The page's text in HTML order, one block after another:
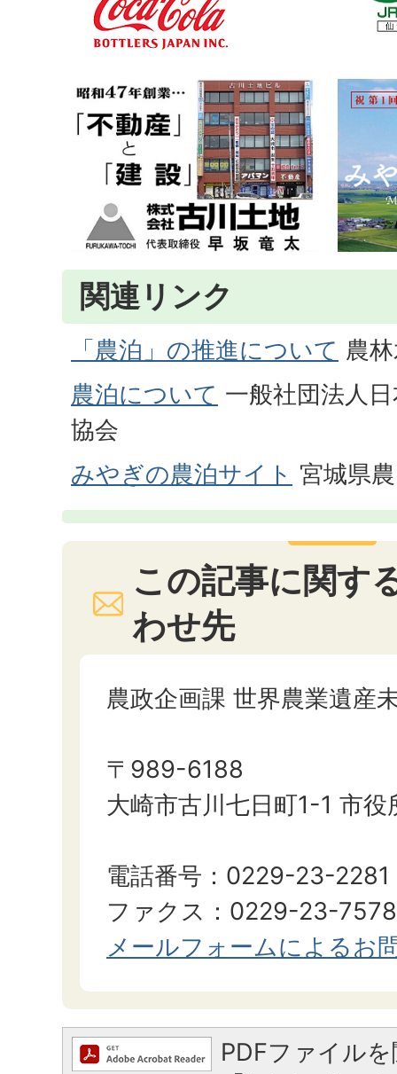
関連リンク
「農泊」の推進について 農
農泊について 一般社団法人
協会
みやぎの農泊サイト 宮城県
この記事に関す
わせ先
農政企画課 世界農業遺産
〒989-6188
大崎市古川七日町1-1 市役
電話番号：0229-23-2281
ファクス：0229-23-7578
メールフォームによるお
PDFファイル